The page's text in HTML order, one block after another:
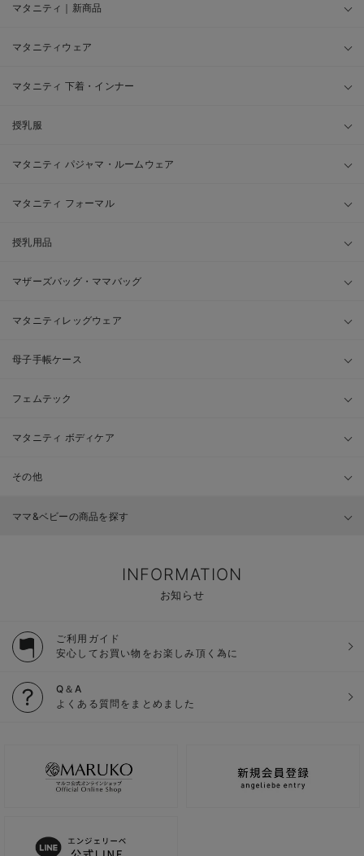
マタニティ｜新商品
マタニティウェア
マタニティ 下着・インナー
授乳服
マタニティ パジャマ・ルームウェア
マタニティ フォーマル
授乳用品
マザーズバッグ・ママバッグ
マタニティレッグウェア
母子手帳ケース
フェムテック
マタニティ ボディケア
その他
ママ&ベビーの商品を探す
INFORMATION
お知らせ
ご利用ガイド
安心してお買い物をお楽しみ頂く為に
Q＆A
よくある質問をまとめました